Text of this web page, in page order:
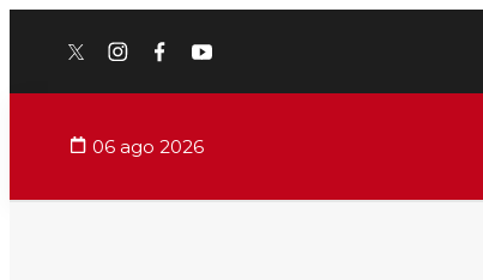
twitterinstagram
facebook
youtube
06 ago 2026